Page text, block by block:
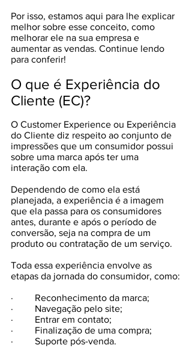
Por isso, estamos aqui para lhe explicar
melhor sobre esse conceito, como
melhorar ele na sua empresa e
aumentar as vendas. Continue lendo
para conferir!
O que é Experiência do
Cliente (EC)?
O Customer Experience ou Experiência
do Cliente diz respeito ao conjunto de
impressões que um consumidor possui
sobre uma marca após ter uma
interação com ela.
Dependendo de como ela está
planejada, a experiência é a imagem
que ela passa para os consumidores
antes, durante e após o período de
conversão, seja na compra de um
produto ou contratação de um serviço.
Toda essa experiência envolve as
etapas da jornada do consumidor, como:
· Reconhecimento da marca;
· Navegação pelo site;
· Entrar em contato;
· Finalização de uma compra;
· Suporte pós-venda.